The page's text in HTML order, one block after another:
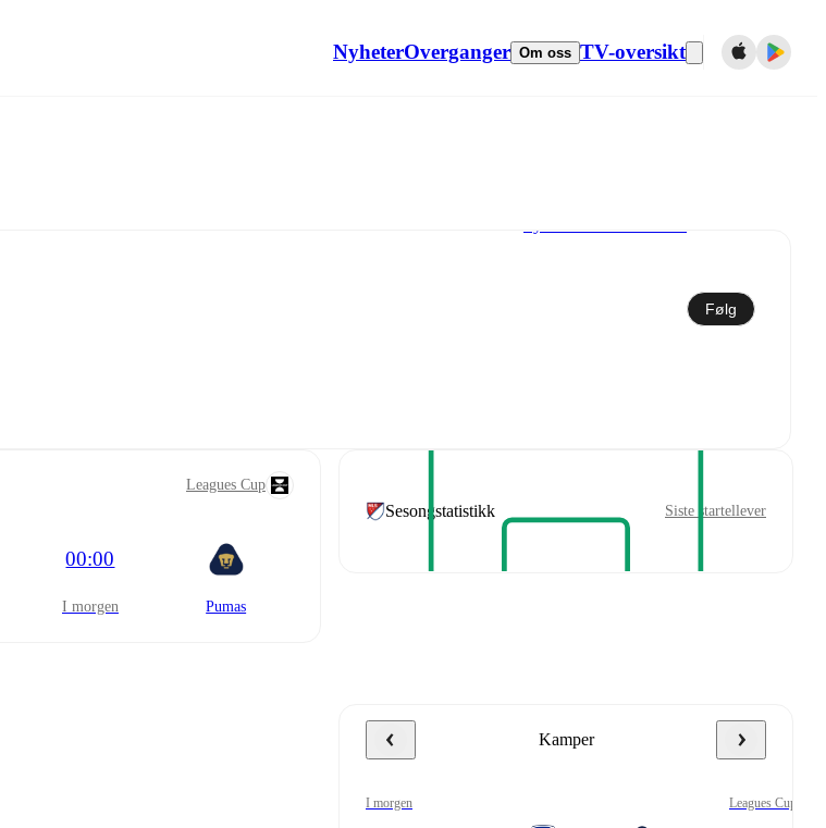
NyheterOverganger Om oss TV-oversikt
Følg
Leagues Cup
00:00
i morgen Pumas
Sesongstatistikk Siste startellever
Kamper
i morgen Leagues Cup